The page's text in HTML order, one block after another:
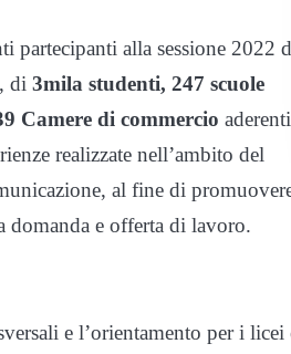
partecipanti alla sessione 2022
di 3mila studenti, 247 scuole
Camere di commercio
realizzate nell’ambito del
al fine di
domanda e offerta di lavoro.
e l’orientamento per i licei